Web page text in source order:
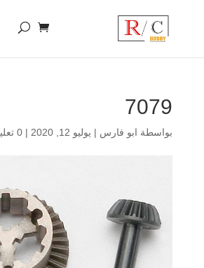
7079
بواسطة ابو فارس | يوليو 12, 2020 | 0 تعليقات